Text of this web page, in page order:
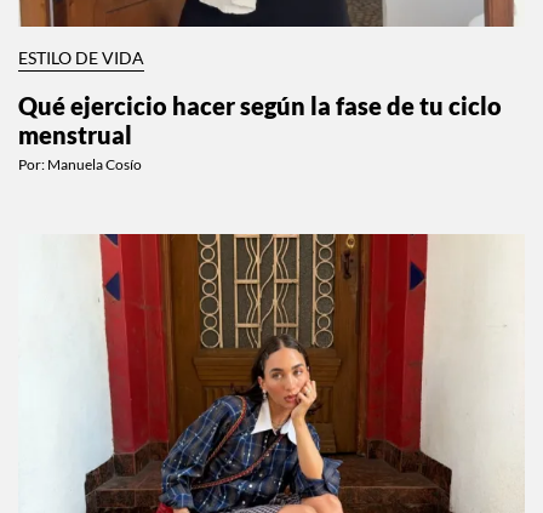
ESTILO DE VIDA
Qué ejercicio hacer según la fase de tu ciclo
menstrual
Por: Manuela Cosío